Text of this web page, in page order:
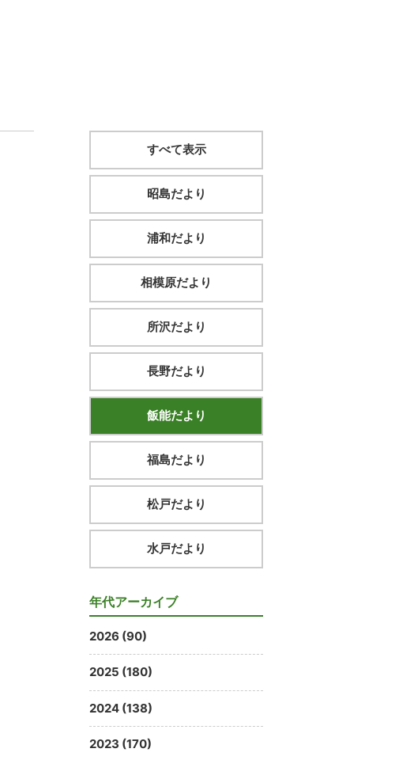
すべて表示
昭島だより
浦和だより
相模原だより
所沢だより
長野だより
飯能だより
福島だより
松戸だより
水戸だより
年代アーカイブ
2026 (90)
2025 (180)
2024 (138)
2023 (170)